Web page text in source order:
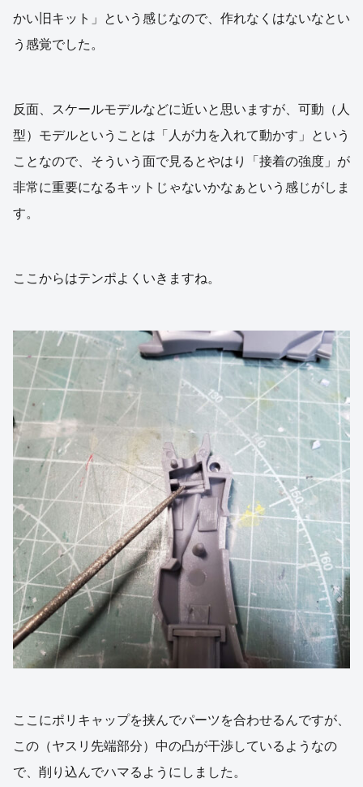
かい旧キット」という感じなので、作れなくはないなとい
う感覚でした。
反面、スケールモデルなどに近いと思いますが、可動（人
型）モデルということは「人が力を入れて動かす」という
ことなので、そういう面で見るとやはり「接着の強度」が
非常に重要になるキットじゃないかなぁという感じがしま
す。
ここからはテンポよくいきますね。
ここにポリキャップを挟んでパーツを合わせるんですが、
この（ヤスリ先端部分）中の凸が干渉しているようなの
で、削り込んでハマるようにしました。